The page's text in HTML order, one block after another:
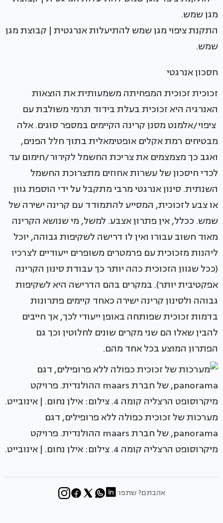
התקנת ציפוי מגן שמש להתיעלות אנרגטית | קבוצת מגן
שמש.
חסכון אנרגטי
זכוכית זכוכית המפחיתה משמעותית את הוצאות
האנרגיה היא זכוכית בעלת בידוד תרמי משולבת עם
ציפוי/אלמנט מסנן קרינה הקיימים במספר סוגים. אלה
מבטיחים רמת אקלים אופטימאלית בתוך חלל הפנים,
ואגב כך מצמצמים את צריכת החשמל לקירור/חימום עד
לכדי חיסכון של עשרות אחוזים מתצרוכת החשמל
השנתית. סינון אנרגטי מרבי מתקבל על ידי הוספת גוון
או צבע לזכוכית, המסייע להתמודד עם קרינה ישירה של
שמש. ככלל, אין פתרון אצבע. למשל, מי שנושא הקרינה
מאוד חשוב עבורו ואין לו דרישה לשקיפות גבוהה, יוכל
ליהנות מזכוכית עם פרמטרים משופרים ייעודיים לצרכיו
(ככל שגוון הזכוכית כהה יותר כך עבודת סינון הקרינה
אפקטיבית יותר). במקרים בהם הדרישה היא לשקיפות
גבוהה ולסינון קרינה ישירה כאחד קיימים פתרונות
בדמות זכוכית שפותחה באופן ייעודי לכך, אך חייבים
להבין שאלו הם שני מקרים שונים לחלוטין וכך גם
הפתרון המוצע בכל אחד מהם.
מערכות של זכוכית כפולה ללא פרופילים, דגם
‪panorama‬, של חברת ‪maars‬ ההולנדית. פרויקט
מיקרוסופט הרצליה קומה 4. צילום: אילן נחום. | אינובייט.
אהבתם? שתפו: